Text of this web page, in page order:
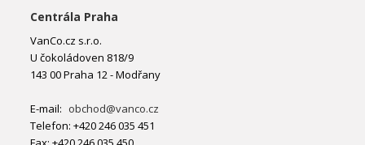
Centrála Praha
VanCo.cz s.r.o.
U čokoládoven 818/9
143 00 Praha 12 - Modřany
E-mail: obchod@vanco.cz
Telefon: +420 246 035 451